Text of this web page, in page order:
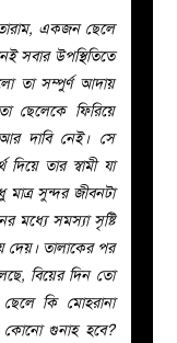
একজন ছেলে
সবার উপস্থিতিতে
তা সম্পুর্ণ আদায়
ছেলেকে ফিরিয়ে
দাবি নেই। সে
তার স্বামী যা
সুন্দর জীবনটা
মধ্যে সমস্যা সৃষ্টি
দেয়। তালাকের পর
বিয়ের দিন তো
কি মোহরানা
কোনো গুনাহ হবে?